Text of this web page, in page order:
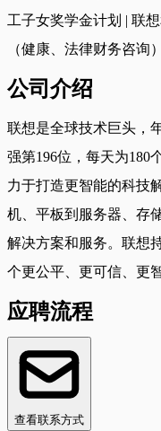
工子女奖学金计划 | 联
（健康、法律财务咨询
公司介绍
联想是全球技术巨头，
强第196位，每天为180
力于打造更智能的科技
机、平板到服务器、存
解决方案和服务。联想
个更公平、更可信、更
应聘流程
查看联系方式